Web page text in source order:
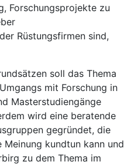
Forschungsprojekte zu
Rüstungsfirmen sind,
soll das Thema
mit Forschung in
Masterstudiengänge
wird eine beratende
gegründet, die
kundtun kann und
zu dem Thema im